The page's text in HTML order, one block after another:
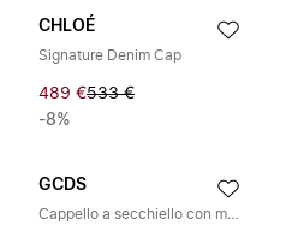
CHLOÉ
Signature Denim Cap
489 €533 €
-8%
GCDS
Cappello a secchiello con monogramma